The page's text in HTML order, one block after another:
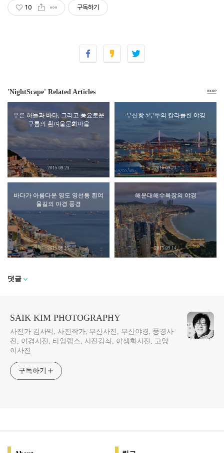
10 구독하기
'NightScape' Related Articles
푸른 하늘과 바다, 그리고 풍요로운
구름의 흰여울문화마을
2015.09.25
부산항 5부두의 칼라풀한 야경
2015.09.23
바다가 아름다운 영도 영선동 흰여
울길의 야경 풍경
2015.09.15
해운대해수욕장의 야경
2015.09.14
more
댓글
SAIK KIM PHOTOGRAPHY
사진가 김사익, 사진작가, 부산사진, 부산야경, 풍경사
진, 야경사진, 타임랩스, 사진강좌, 야생화사진, 고양
이사진
구독하기